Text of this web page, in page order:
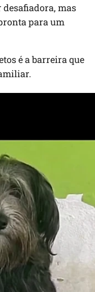
desafiadora, mas
para um
é a barreira que